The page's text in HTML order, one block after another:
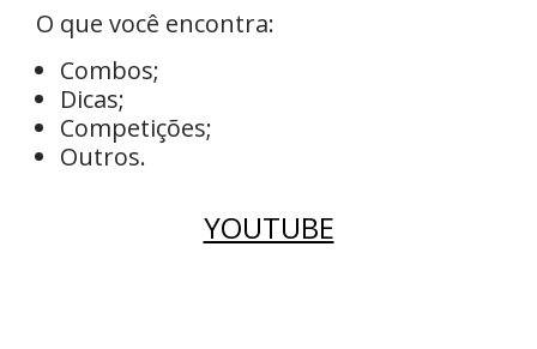
O que você encontra:
Combos;
Dicas;
Competições;
Outros.
YOUTUBE